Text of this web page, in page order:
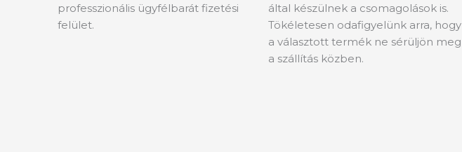
professzionális ügyfélbarát fizetési
felület.
által készülnek a csomagolások is.
Tökéletesen odafigyelünk arra, hogy
a választott termék ne sérüljön meg
a szállítás közben.